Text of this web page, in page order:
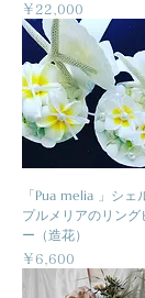
価格
￥22,000
「Pua melia 」シェ
プルメリアのリング
ー（造花）
価格
￥6,600